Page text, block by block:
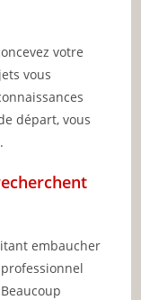
votre
vous
départ, vous
embaucher